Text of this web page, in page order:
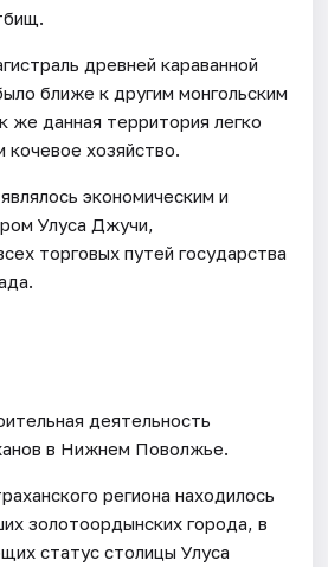
древней караванной
ближе к другим монгольским
же данная территория легко
кочевое хозяйство.
экономическим и
Улуса Джучи,
торговых путей государства
деятельность
в Нижнем Поволжье.
региона находилось
золотоордынских города, в
статус столицы Улуса